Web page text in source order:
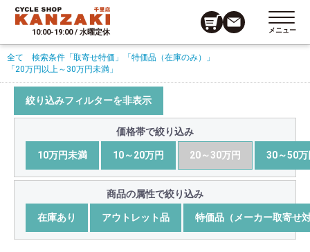
10:00-19:00 / 水曜定休 メニュー
全て 検索条件 「取寄せ特価」
「特価品（在庫のみ）」
「20万円以上～30万円未満」
絞り込みフィルターを非表示
価格帯で絞り込み
10万円未満 10～20万円 20～30万円 30～50万
商品の属性で絞り込み
在庫あり アウトレット品 特価品（メーカー取寄せ